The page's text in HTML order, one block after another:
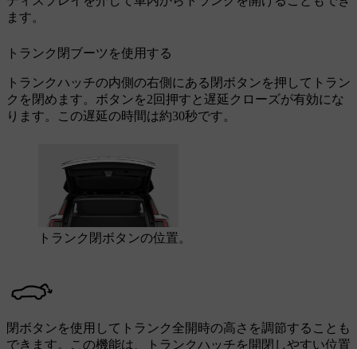
ます。
トランク閉ブーツを使用する
トランクハッチの内側の右側にある閉ボタンを押してトラン
クを閉めます。ボタンを2回押すと遅延クローズが有効にな
ります。この遅延の時間は約30秒です。
トランク閉ボタンの位置。
閉ボタンを使用してトランク全開時の高さを調節することも
できます。この機能は、トランクハッチを開閉しやすい位置